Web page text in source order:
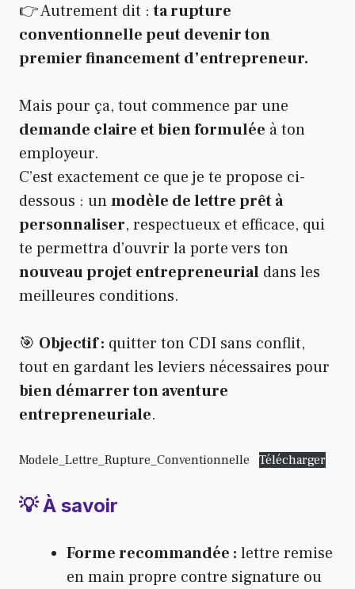
👉 Autrement dit :ta rupture
conventionnelle peut devenir ton
premier financement d’entrepreneur.
Mais pour ça, tout commence par une
demande claire et bien formulée à ton
employeur.
C’est exactement ce que je te propose ci-
dessous : unmodèle de lettre prêt à
personnaliser, respectueux et efficace, qui
te permettra d’ouvrir la porte vers ton
nouveau projet entrepreneurial dans les
meilleures conditions.
🎯 Objectif : quitter ton CDI sans conflit,
tout en gardant les leviers nécessaires pour
bien démarrer ton aventure
entrepreneuriale.
Modele_Lettre_Rupture_Conventionnelle Télécharger
💡 À savoir
Forme recommandée : lettre remise
en main propre contre signature ou